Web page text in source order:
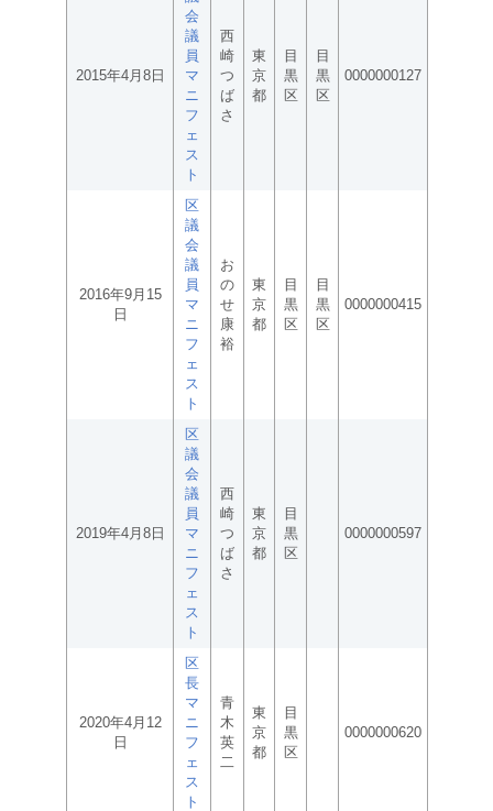
2015年4月8日
会
議
員
マ
ニ
フ
ェ
ス
ト
西
崎
つ
ば
さ
東
京
都
目
黒
区
目
黒
区
0000000127
2016年9月15
日
区
議
会
議
員
マ
ニ
フ
ェ
ス
ト
お
の
せ
康
裕
東
京
都
目
黒
区
目
黒
区
0000000415
2019年4月8日
区
議
会
議
員
マ
ニ
フ
ェ
ス
ト
西
崎
つ
ば
さ
東
京
都
目
黒
区
0000000597
2020年4月12
日
区
長
マ
ニ
フ
ェ
ス
ト
青
木
英
二
東
京
都
目
黒
区
0000000620